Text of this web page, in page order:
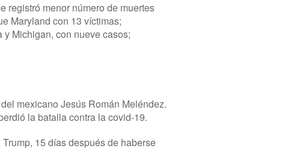
registró menor número de muertes
Maryland con 13 víctimas;
Michigan, con nueve casos;
mexicano Jesús Román Meléndez.
la batalla contra la covid-19.
15 días después de haberse